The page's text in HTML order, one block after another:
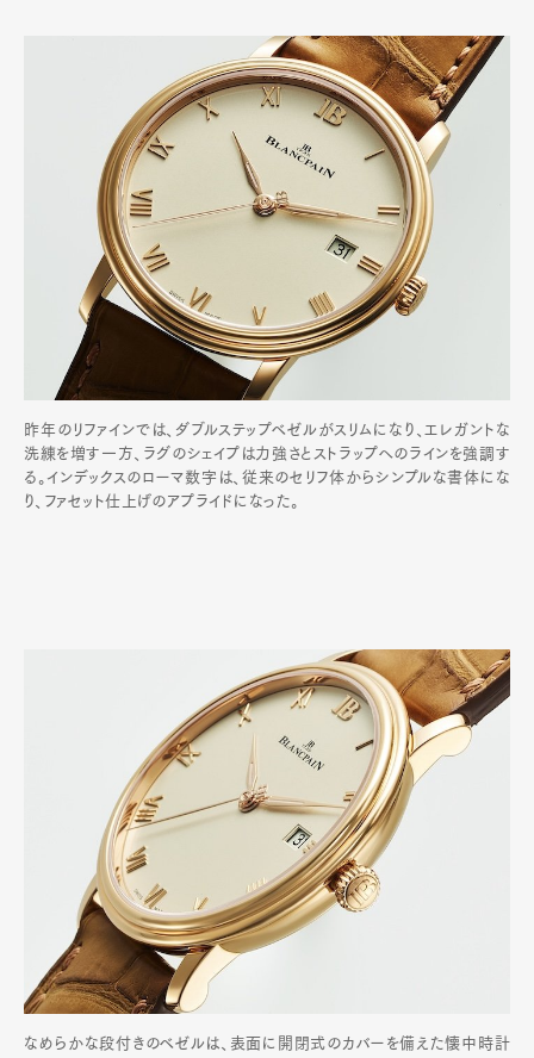
昨年のリファインでは、ダブルステップベゼルがスリムになり、エレガントな
洗練を増す一方、ラグのシェイプは力強さとストラップへのラインを強調す
る。インデックスのローマ数字は、従来のセリフ体からシンプルな書体にな
り、ファセット仕上げのアプライドになった。
なめらかな段付きのベゼルは、表面に開閉式のカバーを備えた懐中時計